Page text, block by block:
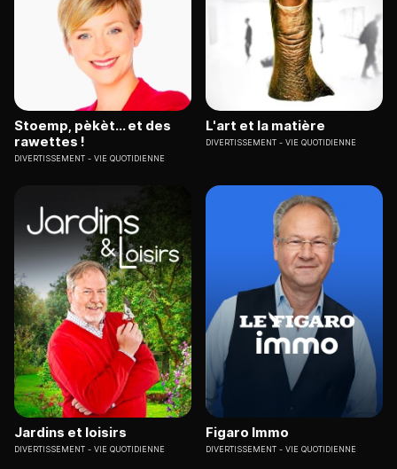
Stoemp, pèkèt... et des
rawettes !
DIVERTISSEMENT VIE QUOTIDIENNE
L'art et la matière
DIVERTISSEMENT VIE QUOTIDIENNE
Jardins et loisirs
DIVERTISSEMENT VIE QUOTIDIENNE
Figaro Immo
DIVERTISSEMENT VIE QUOTIDIENNE